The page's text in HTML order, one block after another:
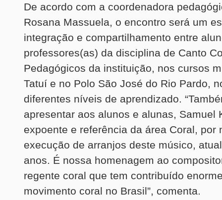
De acordo com a coordenadora
Rosana Massuela, o encontro será um
integração e compartilhamento entre
professores(as) da disciplina de Canto
Pedagógicos da instituição, nos cursos
Tatuí e no Polo São José do Rio Pardo,
diferentes níveis de aprendizado.
apresentar aos alunos e alunas, Samuel
expoente e referência da área Coral, por
execução de arranjos deste músico,
anos. É nossa homenagem ao
regente coral que tem contribuído
movimento coral no Brasil”, comenta.